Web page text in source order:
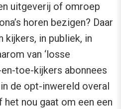
uitgeverij of omroep
horen bezigen? Daar
kijkers, in publiek, in
van ‘losse
toe-kijkers abonnees
de opt-inwereld overal
het nou gaat om een een